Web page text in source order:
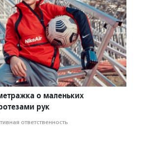
о маленьких
рук
ответственность